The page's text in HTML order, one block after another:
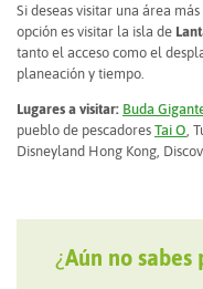
Si deseas visitar una área
opción es visitar la isla de
tanto el acceso como el
planeación y tiempo.
Lugares a visitar: Buda
pueblo de pescadores Tai O ,
Disneyland Hong Kong,
¿Aún no sabes